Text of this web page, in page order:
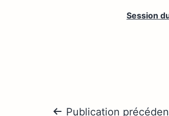
Session
Publication